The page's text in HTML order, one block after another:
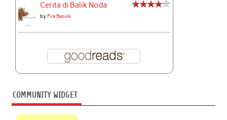
Cerita di Balik Noda
byFira Basuki
COMMUNITY WIDGET